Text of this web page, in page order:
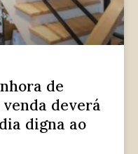
de
deverá
digna ao